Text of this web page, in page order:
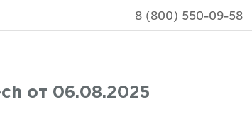
8 (800) 550-09-58
от 06.08.2025